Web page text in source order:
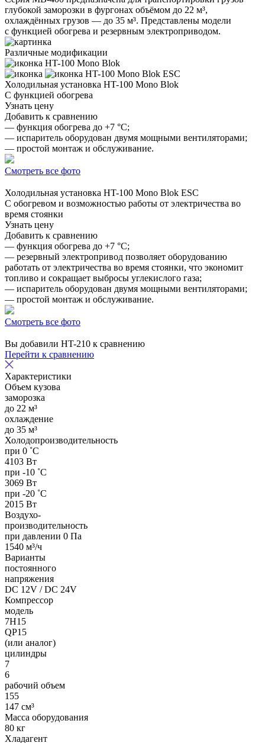
глубокой заморозки в фургонах объёмом до 22 м³,
охлаждённых грузов — до 35 м³. Представлены модели
с функцией обогрева и резервным электроприводом.
Различные модификации
HT-100 Mono Blok
HT-100 Mono Blok ESC
Холодильная установка HT-100 Mono Blok
С функцией обогрева
Узнать цену
Добавить к сравнению
— функция обогрева до +7 °C;
— испаритель оборудован двумя мощными вентиляторами;
— простой монтаж и обслуживание.
Смотреть все фото
Холодильная установка HT-100 Mono Blok ESC
С обогревом и возможностью работы от электричества во
время стоянки
Узнать цену
Добавить к сравнению
— функция обогрева до +7 °C;
— резервный электропривод позволяет оборудованию
работать от электричества во время стоянки, что экономит
топливо и сокращает выбросы углекислого газа;
— испаритель оборудован двумя мощными вентиляторами;
— простой монтаж и обслуживание.
Смотреть все фото
Вы добавили HT-210 к сравнению
Перейти к сравнению
Характеристики
Объем кузова
заморозка
до 22 м³
охлаждение
до 35 м³
Холодопроизводительность
при 0 ˚С
4103 Вт
при -10 ˚С
3069 Вт
при -20 ˚С
2015 Вт
Воздухо-
производительность
при давлении 0 Па
1540 м³/ч
Варианты
постоянного
напряжения
DC 12V / DC 24V
Компрессор
модель
7H15
QP15
(или аналог)
цилиндры
7
6
рабочий объем
155
147 см³
Масса оборудования
80 кг
Хладагент